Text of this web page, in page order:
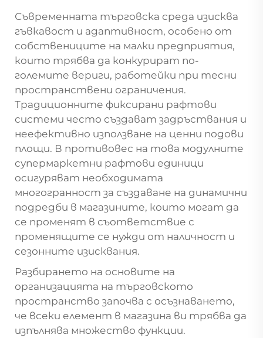
Съвременната търговска среда изисква
гъвкавост и адаптивност, особено от
собствениците на малки предприятия,
които трябва да конкурират по-
големите вериги, работейки при тесни
пространствени ограничения.
Традиционните фиксирани рафтови
системи често създават задръствания и
неефективно използване на ценни подови
площи. В противовес на това модулните
супермаркетни рафтови единици
осигуряват необходимата
многогранност за създаване на динамични
подредби в магазините, които могат да
се променят в съответствие с
променящите се нужди от наличност и
сезонните изисквания.
Разбирането на основите на
организацията на търговското
пространство започва с осъзнаването,
че всеки елемент в магазина ви трябва да
изпълнява множество функции.